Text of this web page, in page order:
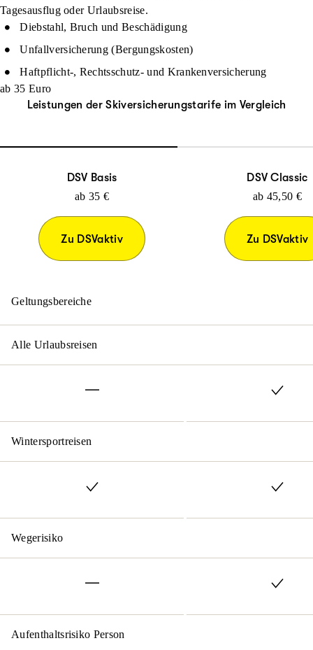
Tagesausflug oder Urlaubsreise.
Diebstahl, Bruch und Beschädigung
Unfallversicherung (Bergungskosten)
Haftpflicht-, Rechtsschutz- und Krankenversicherung
ab 35 Euro
Leistungen der Skiversicherungstarife im Vergleich
DSV Basis
ab 35 €
Zu DSVaktiv
DSV Classic
ab 45,50 €
Zu DSVaktiv
Geltungsbereiche
Alle Urlaubsreisen
Wintersportreisen
Wegerisiko
Aufenthaltsrisiko Person